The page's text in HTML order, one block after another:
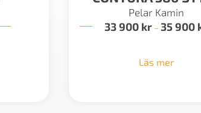
Pelar Kamin
33 900 kr – 35 900
Läs mer